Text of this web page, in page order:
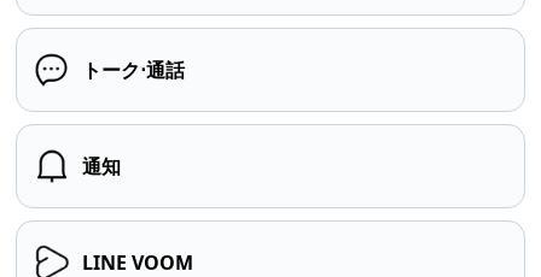
トーク⋅通話
通知
LINE VOOM